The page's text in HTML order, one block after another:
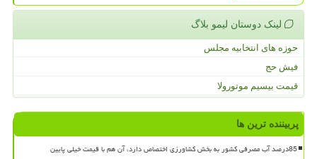
لینک دوستان لیمو بلاگ
حوزه های انتخابیه مجلس
فیش حج
قیمت بیسیم موتورولا
پربیننده ترین ها
85درصد آب مصرفی کشور به بخش کشاورزی اختصاص دارد، آن هم با قیمت خیلی پایین